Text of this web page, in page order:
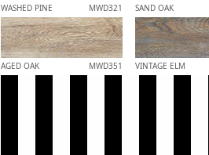
WASHED PINE MWD321 SAND OAK
AGED OAK MWD351 VINTAGE ELM